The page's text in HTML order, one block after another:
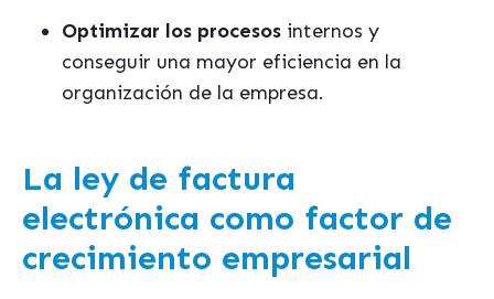
Optimizar los procesos internos y
conseguir una mayor eficiencia en la
organización de la empresa.
La ley de factura
electrónica como factor de
crecimiento empresarial